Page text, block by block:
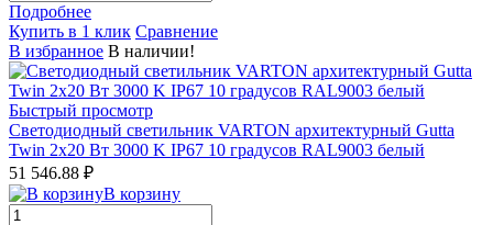
Подробнее
Купить в 1 клик Сравнение
В избранное В наличии!
Быстрый просмотр
Светодиодный светильник VARTON архитектурный Gutta
Twin 2x20 Вт 3000 K IP67 10 градусов RAL9003 белый
51 546.88 ₽
В корзину